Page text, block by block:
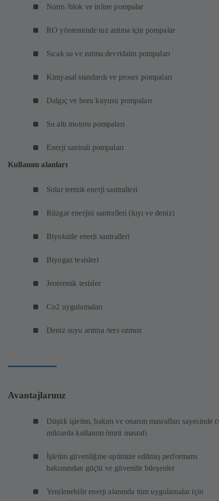
Norm /blok ve inline pompalar
RO yönteminde tuz arıtma için pompalar
Sıcak su ve ısıtma devridaim pompaları
Kimyasal standardı ve proses pompaları
Dalgıç ve boru kuyusu pompaları
Su altı motoru pompaları
Enerji santrali pompaları
Kullanım alanları
Solar termik enerji santralleri
Rüzgar enerjisi santralleri (kıyı ve deniz)
Biyokütle enerji santralleri
Biyogaz tesisleri
Jeotermik tesisler
Co2 uygulamaları
Deniz suyu arıtma /ters ozmoz
Avantajlarınız
Düşük işletim, bakım ve onarım masrafları sayesinde
miktarda kullanım ömrü masrafı
İşletim güvenliğine optimize edilmiş performans
bakımından güçlü ve güvenilir bileşenler
Yenilenebilir enerji alanında tüm uygulamalar için